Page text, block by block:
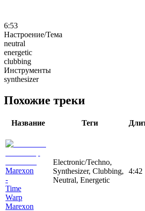
6:53
Настроение/Тема
neutral
energetic
clubbing
Инструменты
synthesizer
Похожие треки
Название Теги
Marexon
-
Time
Warp
Marexon
Electronic/Techno,
Synthesizer, Clubbing,
Neutral, Energetic
4:42